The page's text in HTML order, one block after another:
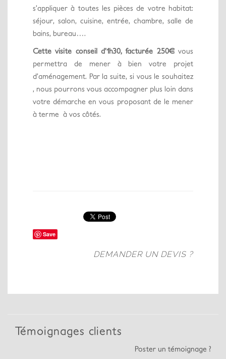
s’appliquer à toutes les pièces de votre habitat:
séjour, salon, cuisine, entrée, chambre, salle de
bains, bureau….
Cette visite conseil d’1h30, facturée 250€vous
permettra de mener à bien votre projet
d’aménagement. Par la suite, si vous le souhaitez
, nous pourrons vous accompagner plus loin dans
votre démarche en vous proposant de le mener
à terme à vos côtés.
Save
DEMANDER UN DEVIS ?
Témoignages clients
Poster un témoignage ?